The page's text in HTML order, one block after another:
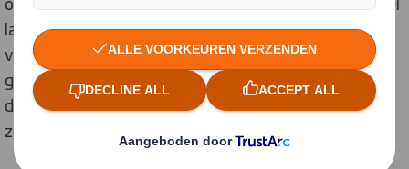
lastiger te recyclen. “We hebben zo’n 650 ontwerpen
van dozen die kunststof verpakkingen vervangen. Dat
gaat om
tientallen miljoenen verpakkingen
duurzaam zijn en
beter kunnen worden gerecycledof
zelfs hergebruikt.”